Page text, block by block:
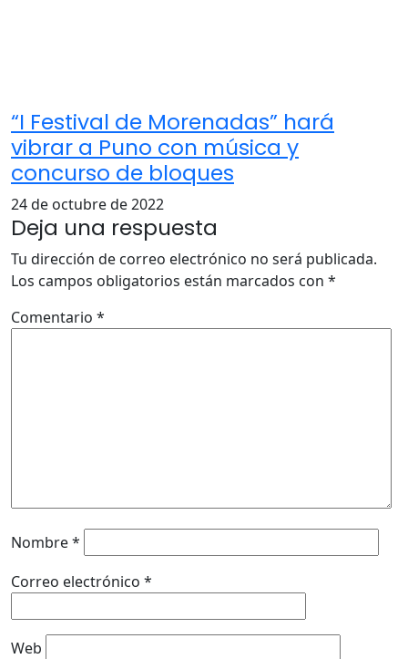
“I Festival de Morenadas” hará
vibrar a Puno con música y
concurso de bloques
24 de octubre de 2022
Deja una respuesta
Tu dirección de correo electrónico no será publicada.
Los campos obligatorios están marcados con *
Comentario *
Nombre*
Correo electrónico *
Web